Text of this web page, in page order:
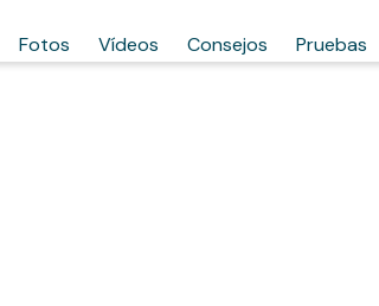
Fotos Vídeos Consejos Pruebas